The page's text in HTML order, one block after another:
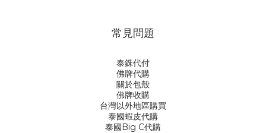
常見問題
泰銖代付
佛牌代購
關於包殼
佛牌收購
台灣以外地區購買
泰國蝦皮代購
泰國Big C代購